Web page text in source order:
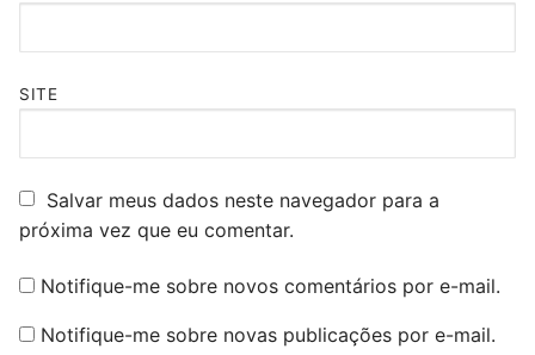
SITE
Salvar meus dados neste navegador para a
próxima vez que eu comentar.
Notifique-me sobre novos comentários por e-mail.
Notifique-me sobre novas publicações por e-mail.